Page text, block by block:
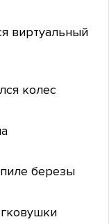
виртуальный
колес
березы